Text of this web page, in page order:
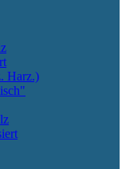
Harz.)